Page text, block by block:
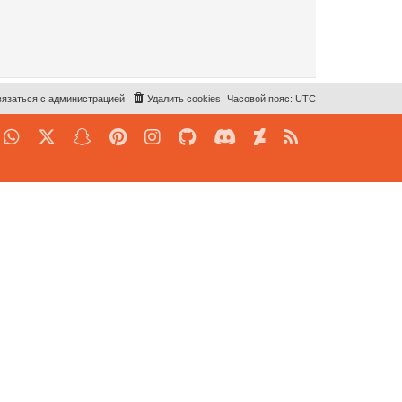
Часовой пояс: UTC
Удалить cookies
с администрацией